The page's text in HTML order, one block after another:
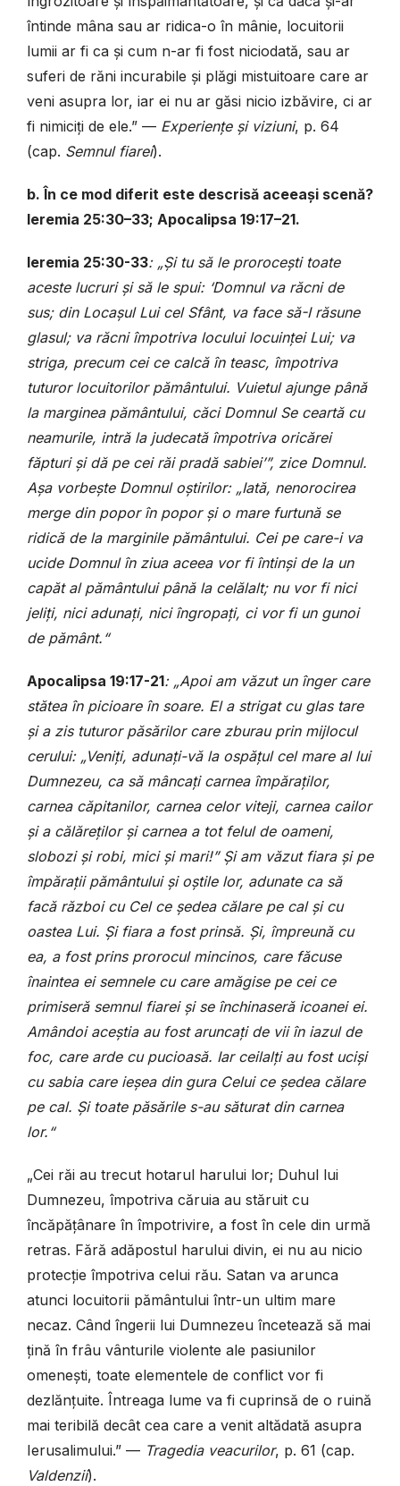
întinde mâna sau ar ridica-o în mânie, locuitorii
lumii ar fi ca și cum n-ar fi fost niciodată, sau ar
suferi de răni incurabile și plăgi mistuitoare care ar
veni asupra lor, iar ei nu ar găsi nicio izbăvire, ci ar
fi nimiciți de ele.” — Experiențe și viziuni, p. 64
(cap. Semnul fiarei).
b. În ce mod diferit este descrisă aceeași scenă?
Ieremia 25:30–33; Apocalipsa 19:17–21.
Ieremia 25:30-33: „Și tu să le prorocești toate
aceste lucruri și să le spui: ‘Domnul va răcni de
sus; din Locașul Lui cel Sfânt, va face să-I răsune
glasul; va răcni împotriva locului locuinței Lui; va
striga, precum cei ce calcă în teasc, împotriva
tuturor locuitorilor pământului. Vuietul ajunge până
la marginea pământului, căci Domnul Se ceartă cu
neamurile, intră la judecată împotriva oricărei
făpturi și dă pe cei răi pradă sabiei’”, zice Domnul.
Așa vorbește Domnul oștirilor: „Iată, nenorocirea
merge din popor în popor și o mare furtună se
ridică de la marginile pământului. Cei pe care-i va
ucide Domnul în ziua aceea vor fi întinși de la un
capăt al pământului până la celălalt; nu vor fi nici
jeliți, nici adunați, nici îngropați, ci vor fi un gunoi
de pământ.“
Apocalipsa 19:17-21: „Apoi am văzut un înger care
stătea în picioare în soare. El a strigat cu glas tare
și a zis tuturor păsărilor care zburau prin mijlocul
cerului: „Veniți, adunați-vă la ospățul cel mare al lui
Dumnezeu, ca să mâncați carnea împăraților,
carnea căpitanilor, carnea celor viteji, carnea cailor
și a călăreților și carnea a tot felul de oameni,
slobozi și robi, mici și mari!” Și am văzut fiara și pe
împărații pământului și oștile lor, adunate ca să
facă război cu Cel ce ședea călare pe cal și cu
oastea Lui. Și fiara a fost prinsă. Și, împreună cu
ea, a fost prins prorocul mincinos, care făcuse
înaintea ei semnele cu care amăgise pe cei ce
primiseră semnul fiarei și se închinaseră icoanei ei.
Amândoi aceștia au fost aruncați de vii în iazul de
foc, care arde cu pucioasă. Iar ceilalți au fost uciși
cu sabia care ieșea din gura Celui ce ședea călare
pe cal. Și toate păsările s-au săturat din carnea
lor.“
„Cei răi au trecut hotarul harului lor; Duhul lui
Dumnezeu, împotriva căruia au stăruit cu
încăpățânare în împotrivire, a fost în cele din urmă
retras. Fără adăpostul harului divin, ei nu au nicio
protecție împotriva celui rău. Satan va arunca
atunci locuitorii pământului într-un ultim mare
necaz. Când îngerii lui Dumnezeu încetează să mai
țină în frâu vânturile violente ale pasiunilor
omenești, toate elementele de conflict vor fi
dezlănțuite. Întreaga lume va fi cuprinsă de o ruină
mai teribilă decât cea care a venit altădată asupra
Ierusalimului.” — Tragedia veacurilor, p. 61 (cap.
Valdenzii).